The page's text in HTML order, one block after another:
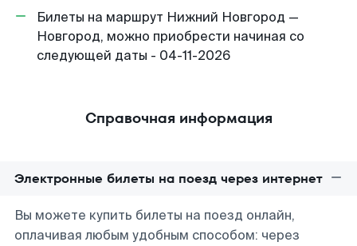
Билеты на маршрут Нижний Новгород —
Новгород, можно приобрести начиная со
следующей даты - 04-11-2026
Справочная информация
Электронные билеты на поезд через интернет
Вы можете купить билеты на поезд онлайн,
оплачивая любым удобным способом: через